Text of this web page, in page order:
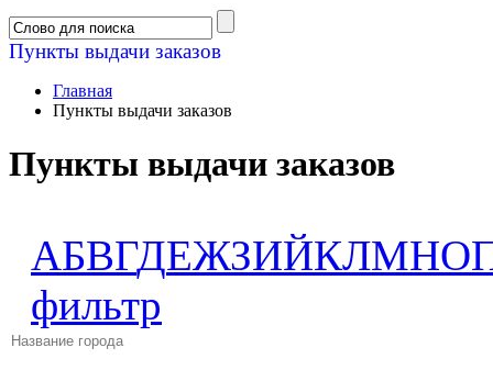
Пункты выдачи заказов
Главная
Пункты выдачи заказов
Пункты выдачи заказов
АБВГДЕЖЗИЙКЛМНО
фильтр